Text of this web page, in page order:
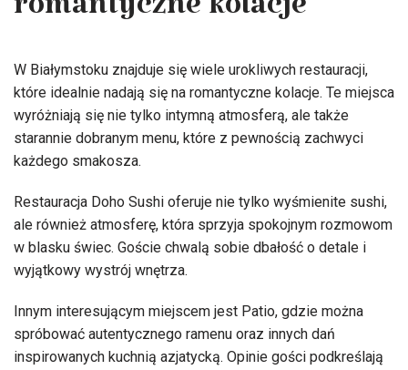
romantyczne kolacje
W Białymstoku znajduje się wiele urokliwych restauracji,
które idealnie nadają się na romantyczne kolacje. Te miejsca
wyróżniają się nie tylko intymną atmosferą, ale także
starannie dobranym menu, które z pewnością zachwyci
każdego smakosza.
Restauracja Doho Sushi oferuje nie tylko wyśmienite sushi,
ale również atmosferę, która sprzyja spokojnym rozmowom
w blasku świec. Goście chwalą sobie dbałość o detale i
wyjątkowy wystrój wnętrza.
Innym interesującym miejscem jest Patio, gdzie można
spróbować autentycznego ramenu oraz innych dań
inspirowanych kuchnią azjatycką. Opinie gości podkreślają